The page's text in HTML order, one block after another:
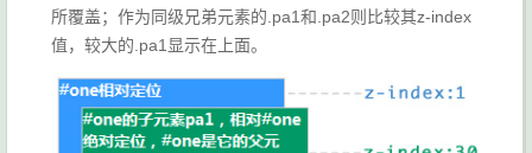
所覆盖；作为同级兄弟元素的.pa1和.pa2则比较其z-index
值，较大的.pa1显示在上面。